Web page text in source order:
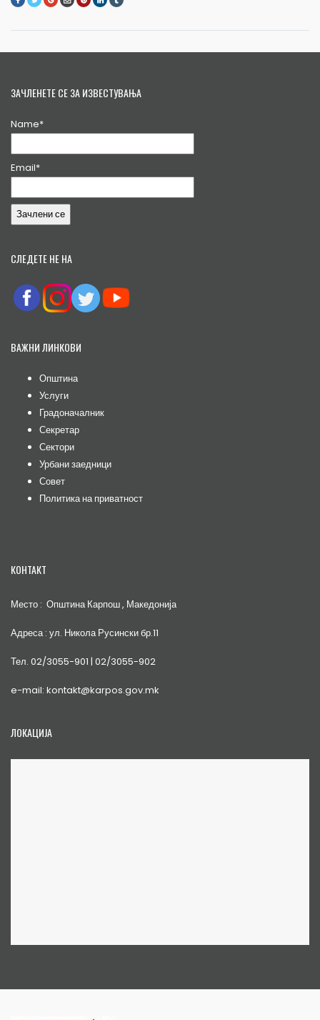
ЗАЧЛЕНЕТЕ СЕ ЗА ИЗВЕСТУВАЊА
Name*
Email*
СЛЕДЕТЕ НЕ НА
ВАЖНИ ЛИНКОВИ
Општина
Услуги
Градоначалник
Секретар
Сектори
Урбани заедници
Совет
Политика на приватност
КОНТАКТ
Место : Општина Карпош , Македонија
Адреса : ул. Никола Русински бр.11
Тел. 02/3055-901 | 02/3055-902
e-mail: kontakt@karpos.gov.mk
ЛОКАЦИЈА